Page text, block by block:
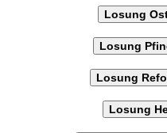
Losung
Losung
Losung
Losung